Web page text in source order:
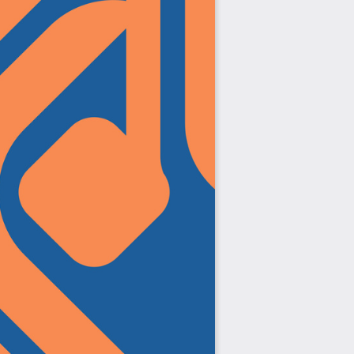
Jurnal Yordamchisi
Onlayn